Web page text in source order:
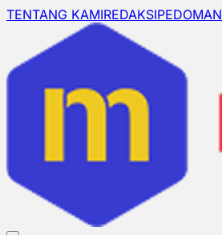
TENTANG KAMIREDAKSIPEDOMAN